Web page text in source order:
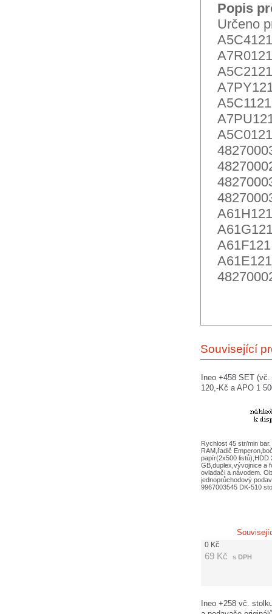
Popis
Určeno
Související
Ineo +458 SET
120,-Kč a APO 1
Rychlost 45 str/min
RAM,řadič
papír(2x500 listů),HDD
GB,duplex,vývojnice a
ovladači a návodem.
jednoprůchodový
9967003545 DK-510
0 Kč
69 Kč s DPH
Ineo +258 vč.